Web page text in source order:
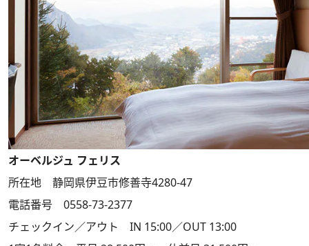
オーベルジュ フェリス
所在地 静岡県伊豆市修善寺4280-47
電話番号 0558-73-2377
チェックイン／アウト IN 15:00／OUT 13:00